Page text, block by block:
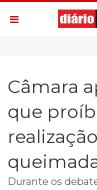
Câmara
que
Durante os